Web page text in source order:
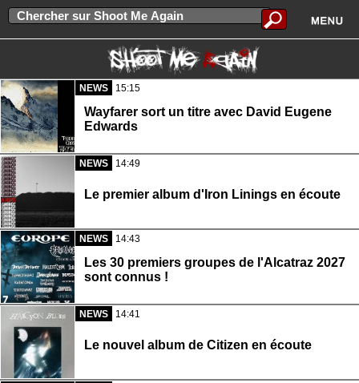
NEWS 15:15
Wayfarer sort un titre avec David Eugene
Edwards
NEWS 14:49
Le premier album d'Iron Linings en écoute
NEWS 14:43
Les 30 premiers groupes de l'Alcatraz 2027
sont connus !
NEWS 14:41
Le nouvel album de Citizen en écoute